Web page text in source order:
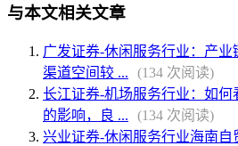
与本文相关文章
广发证券-休闲服务行业：产业
渠道空间较 ...
(134 次阅读)
长江证券-机场服务行业：如
的影响，良 ...
(134 次阅读)
兴业证券-休闲服务行业海南